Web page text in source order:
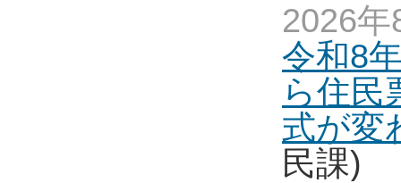
2026
令和8
ら住民
式が変
民課)